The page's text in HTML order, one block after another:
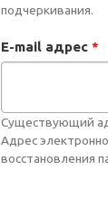
подчеркивания.
E-mail адрес *
Существующий
Адрес
восстановления